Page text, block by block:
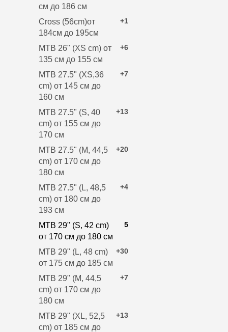
см до 186 см
+1
Cross (56cm)от
184см до 195см
+6
MTB 26" (XS cm) от
135 см до 155 см
+7
MTB 27.5" (XS,36
cm) от 145 см до
160 см
+13
MTB 27.5" (S, 40
cm) от 155 см до
170 см
+20
MTB 27.5" (M, 44,5
cm) от 170 см до
180 см
+4
MTB 27.5" (L, 48,5
cm) от 180 см до
193 см
5
MTB 29" (S, 42 cm)
от 170 см до 180 см
+30
MTB 29" (L, 48 cm)
от 175 см до 185 см
+7
MTB 29" (M, 44,5
cm) от 170 см до
180 см
+13
MTB 29" (XL, 52,5
cm) от 185 см до